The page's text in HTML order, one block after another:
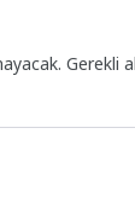
Gerekli